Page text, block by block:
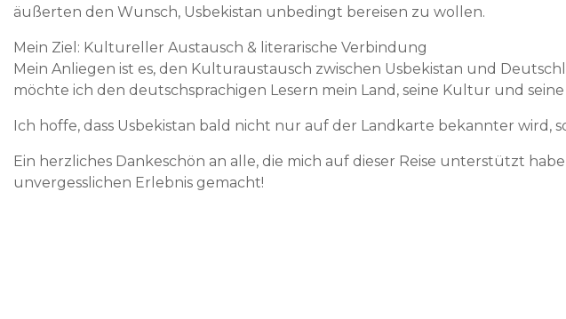
äußerten den Wunsch, Usbekistan unbedingt bereisen zu wollen.
Mein Ziel: Kultureller Austausch & literarische Verbindung
Mein Anliegen ist es, den Kulturaustausch zwischen Usbekistan und
möchte ich den deutschsprachigen Lesern mein Land, seine Kultur und
Ich hoffe, dass Usbekistan bald nicht nur auf der Landkarte bekannter wird,
Ein herzliches Dankeschön an alle, die mich auf dieser Reise unterstützt
unvergesslichen Erlebnis gemacht!